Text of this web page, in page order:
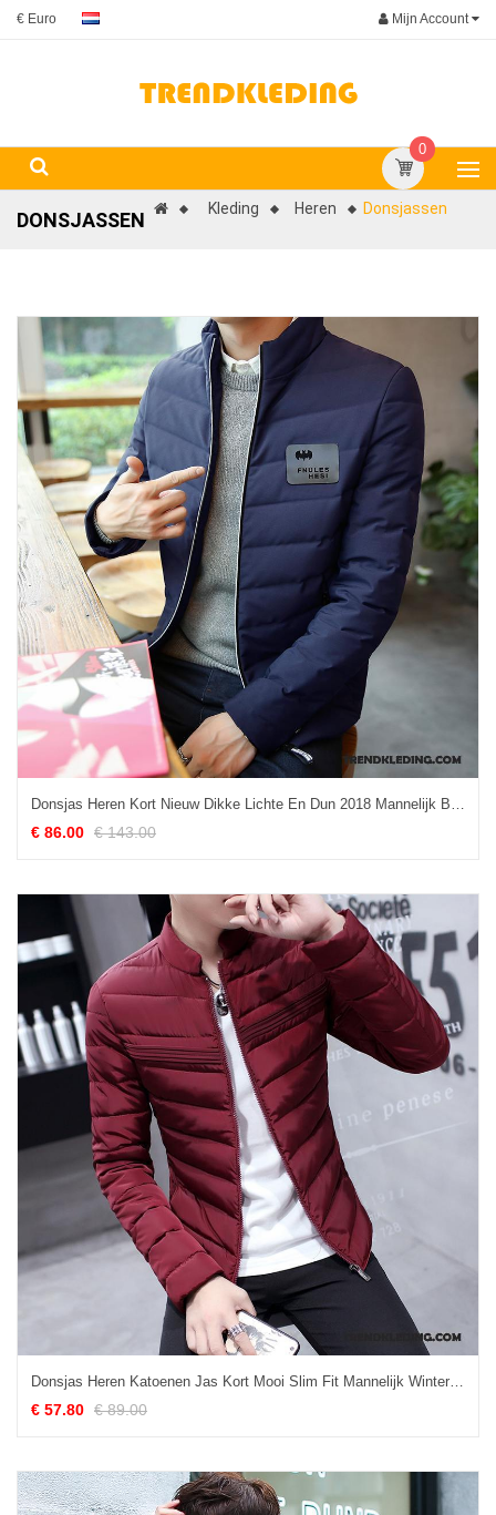
€ Euro Mijn Account
0
DONSJASSEN Kleding Heren Donsjassen
Donsjas Heren Kort Nieuw Dikke Lichte En Dun 2018 Mannelijk Blauw
€ 86.00 € 143.00
Donsjas Heren Katoenen Jas Kort Mooi Slim Fit Mannelijk Winter Purper
€ 57.80 € 89.00